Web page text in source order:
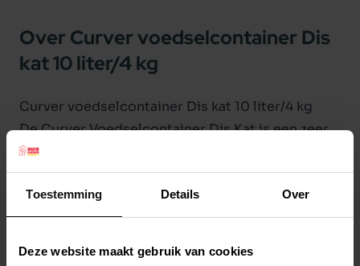
Toestemming Details Over
Deze website maakt gebruik van cookies
Over Curver voedselcontainer Dis
kat 10 liter/4 kg
Curver voedselcontainer Dis kat 10 liter/4 kg
De Curver Voedselcontainer Dis Kat is een zeer
handige container voor het bewaren van
kattenbrokjes. Met deze container heeft ue nooit
meer een zak brokjes in de schuur of kelder, maar
is het netjes opgeborgen in een fraai uitziende
Lees meer